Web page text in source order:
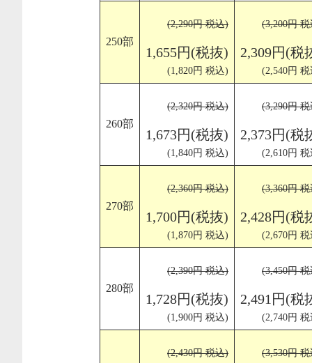
250部
(2,290円 税込)
1,655円(税抜)
(1,820円 税込)
(3,200円
2,309円(税
(2,540円
260部
(2,320円 税込)
1,673円(税抜)
(1,840円 税込)
(3,290円
2,373円(税
(2,610円
270部
(2,360円 税込)
1,700円(税抜)
(1,870円 税込)
(3,360円
2,428円(税
(2,670円
280部
(2,390円 税込)
1,728円(税抜)
(1,900円 税込)
(3,450円
2,491円(税
(2,740円
(2,430円 税込) (3,530円